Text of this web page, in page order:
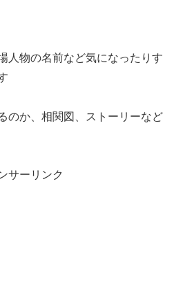
人物の名前など気になったりす
のか、相関図、ストーリーなど
サーリンク